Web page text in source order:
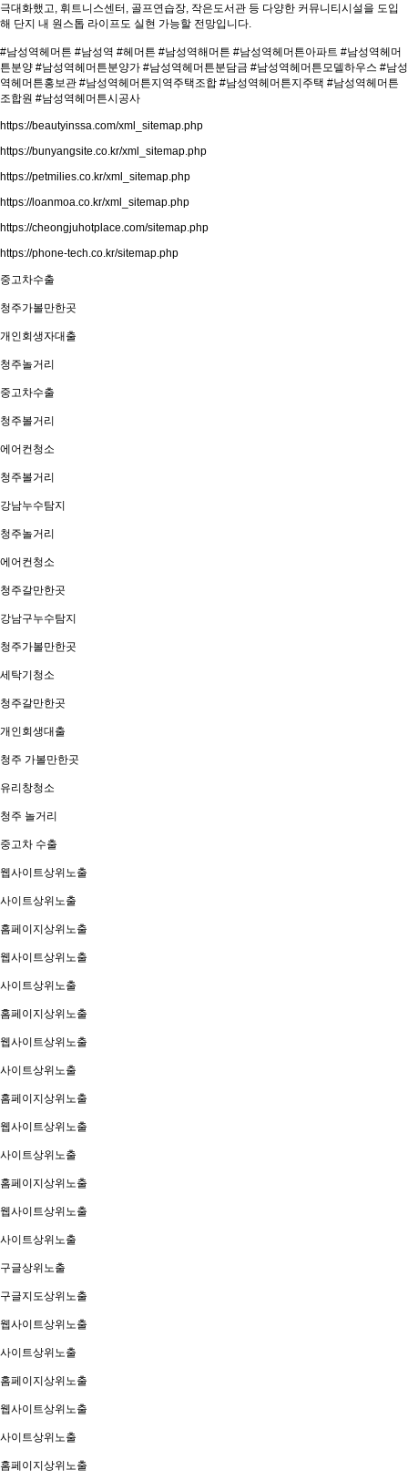
극대화했고, 휘트니스센터, 골프연습장, 작은도서관 등 다양한 커뮤니티시설을 도입
해 단지 내 원스톱 라이프도 실현 가능할 전망입니다.
#남성역헤머튼 #남성역 #헤머튼 #남성역해머튼 #남성역헤머튼아파트 #남성역헤머
튼분양 #남성역헤머튼분양가 #남성역헤머튼분담금 #남성역헤머튼모델하우스 #남성
역헤머튼홍보관 #남성역헤머튼지역주택조합 #남성역헤머튼지주택 #남성역헤머튼
조합원 #남성역헤머튼시공사
https://beautyinssa.com/xml_sitemap.php
https://bunyangsite.co.kr/xml_sitemap.php
https://petmilies.co.kr/xml_sitemap.php
https://loanmoa.co.kr/xml_sitemap.php
https://cheongjuhotplace.com/sitemap.php
https://phone-tech.co.kr/sitemap.php
중고차수출
청주가볼만한곳
개인회생자대출
청주놀거리
중고차수출
청주볼거리
에어컨청소
청주볼거리
강남누수탐지
청주놀거리
에어컨청소
청주갈만한곳
강남구누수탐지
청주가볼만한곳
세탁기청소
청주갈만한곳
개인회생대출
청주 가볼만한곳
유리창청소
청주 놀거리
중고차 수출
웹사이트상위노출
사이트상위노출
홈페이지상위노출
웹사이트상위노출
사이트상위노출
홈페이지상위노출
웹사이트상위노출
사이트상위노출
홈페이지상위노출
웹사이트상위노출
사이트상위노출
홈페이지상위노출
웹사이트상위노출
사이트상위노출
구글상위노출
구글지도상위노출
웹사이트상위노출
사이트상위노출
홈페이지상위노출
웹사이트상위노출
사이트상위노출
홈페이지상위노출